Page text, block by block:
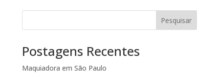
Pesquisar
Postagens Recentes
Maquiadora em São Paulo